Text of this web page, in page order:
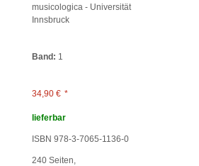
musicologica - Universität
Innsbruck
Band: 1
34,90 € *
lieferbar
ISBN 978-3-7065-1136-0
240 Seiten,